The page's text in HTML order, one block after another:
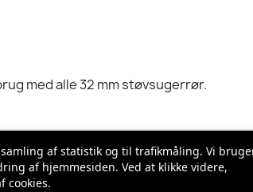
med alle 32 mm støvsugerrør.
af statistik og til trafikmåling. Vi
af hjemmesiden. Ved at klikke videre,
cookies.